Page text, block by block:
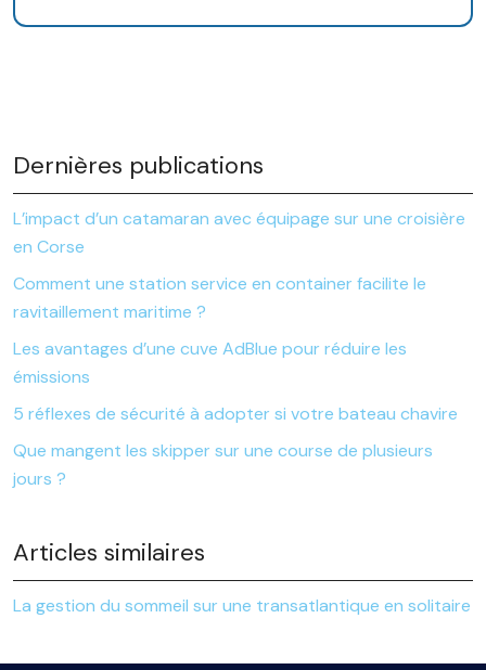
Dernières publications
L’impact d’un catamaran avec équipage sur une croisière
en Corse
Comment une station service en container facilite le
ravitaillement maritime ?
Les avantages d’une cuve AdBlue pour réduire les
émissions
5 réflexes de sécurité à adopter si votre bateau chavire
Que mangent les skipper sur une course de plusieurs
jours ?
Articles similaires
La gestion du sommeil sur une transatlantique en solitaire